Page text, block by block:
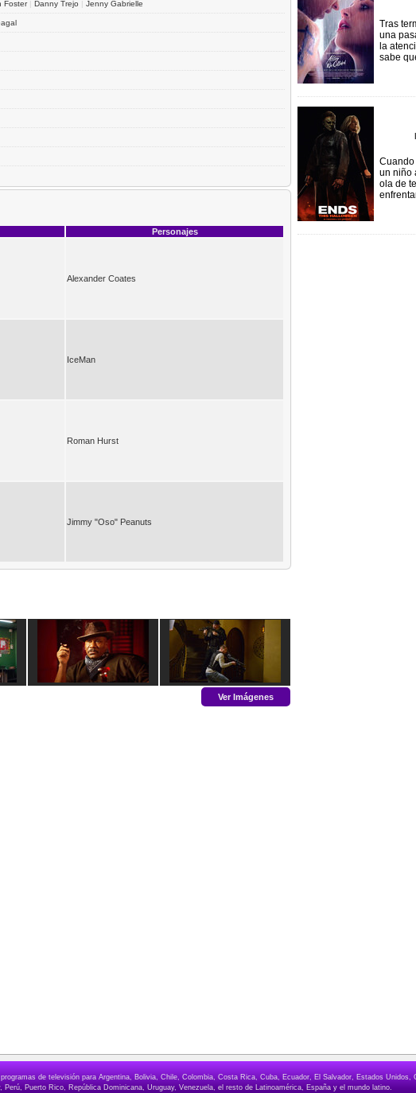
Foster| Danny Trejo | Jenny Gabrielle
Personajes
Alexander Coates
IceMan
Roman Hurst
Jimmy "Oso" Peanuts
Ver Imágenes
Tras
una
la
sabe
Cuando
un niño
ola de
de televisión para Argentina, Bolivia, Chile, Colombia, Costa Rica, Cuba, Ecuador, El Salvador, Estados Unidos,
Perú, Puerto Rico, República Dominicana, Uruguay, Venezuela, el resto de Latinoamérica, España y el mundo latino.